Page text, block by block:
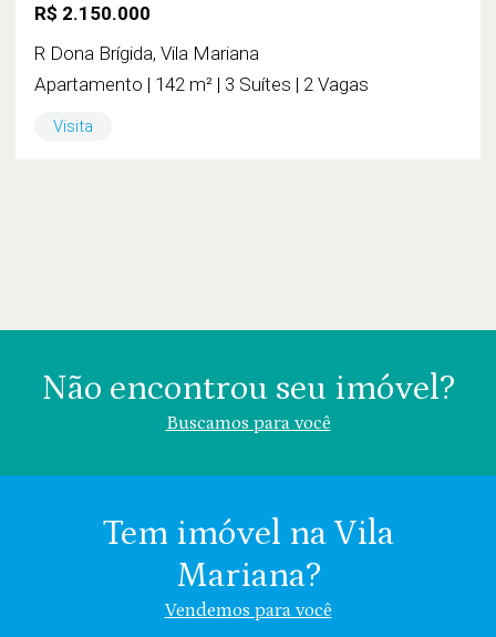
R$ 2.150.000
R Dona Brígida, Vila Mariana
Apartamento | 142 m² | 3 Suítes | 2 Vagas
Visita
Não encontrou seu imóvel?
Buscamos para você
Valor (R$)
Tem imóvel na Vila
Mariana?
Vendemos para você